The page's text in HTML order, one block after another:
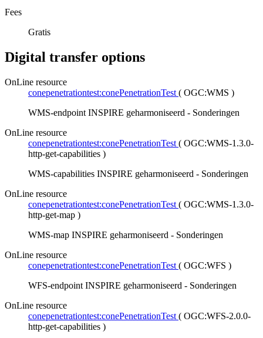
Fees
Gratis
Digital transfer options
OnLine resource
conepenetrationtest:conePenetrationTest ( OGC:WMS )
WMS-endpoint INSPIRE geharmoniseerd - Sonderingen
OnLine resource
conepenetrationtest:conePenetrationTest ( OGC:WMS-1.3.0-
http-get-capabilities )
WMS-capabilities INSPIRE geharmoniseerd - Sonderingen
OnLine resource
conepenetrationtest:conePenetrationTest ( OGC:WMS-1.3.0-
http-get-map )
WMS-map INSPIRE geharmoniseerd - Sonderingen
OnLine resource
conepenetrationtest:conePenetrationTest ( OGC:WFS )
WFS-endpoint INSPIRE geharmoniseerd - Sonderingen
OnLine resource
conepenetrationtest:conePenetrationTest ( OGC:WFS-2.0.0-
http-get-capabilities )